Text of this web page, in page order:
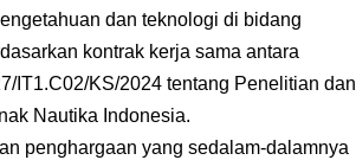
dan teknologi di bidang
kontrak kerja sama antara
IT1.C02/KS/2024 tentang Penelitian dan
Nautika Indonesia.
penghargaan yang sedalam-dalamnya